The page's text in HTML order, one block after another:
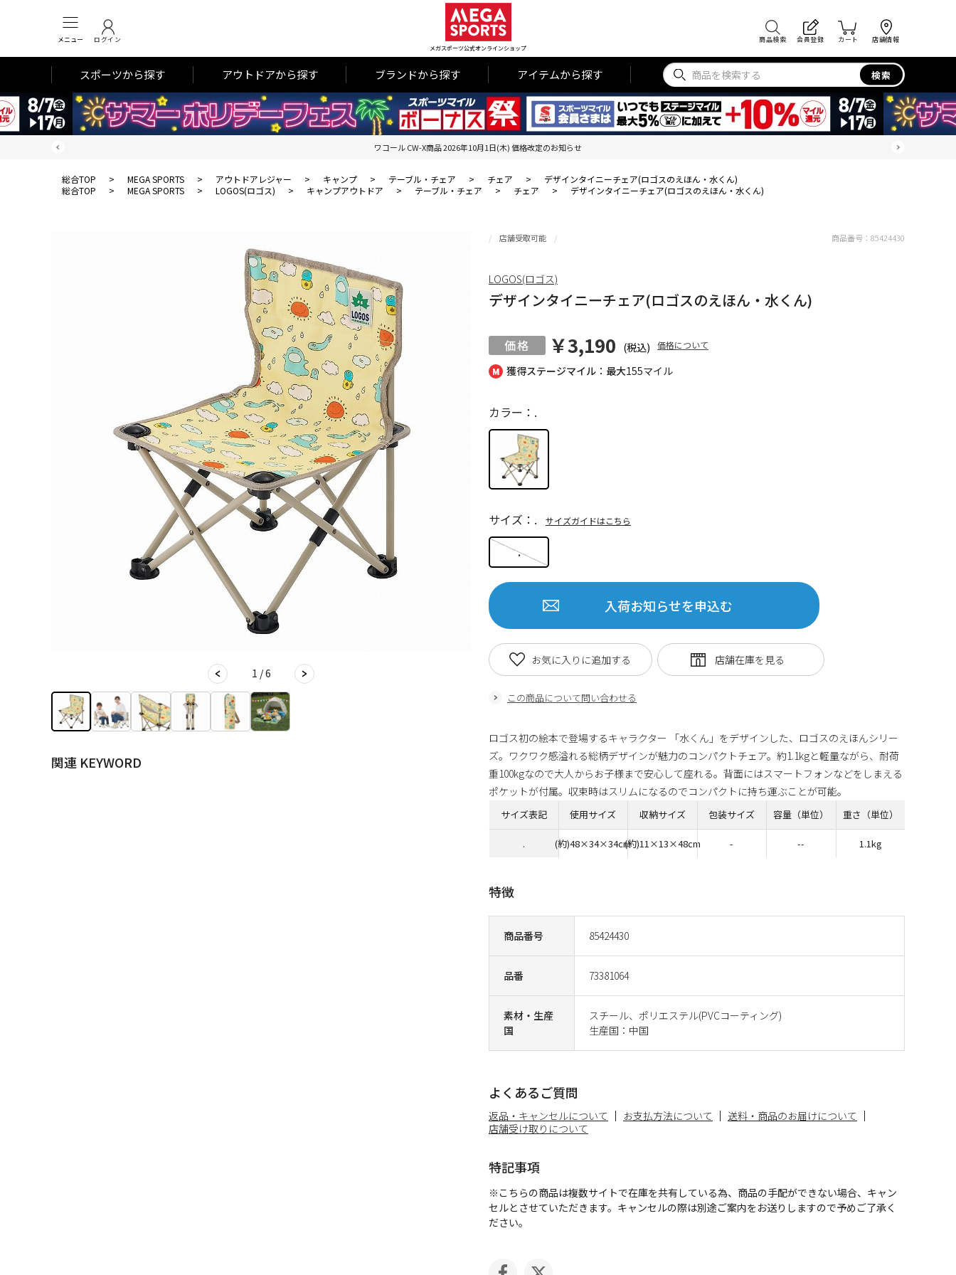
メニュー ログイン
メガスポーツ公式オンラインショップ
商品検索 会員登録 カート 店舗情報
スポーツから探す アウトドアから探す ブランドから探す アイテムから探す 検索
ワコール CW-X商品 2026年10月1日(木) 価格改定のお知らせ
総合TOP > MEGA SPORTS > アウトドアレジャー > キャンプ > テーブル・チェア > チェア >
デザインタイニーチェア(ロゴスのえほん・水くん)
総合TOP
> MEGA SPORTS > LOGOS(ロゴス) > キャンプアウトドア > テーブル・チェア > チェア > デザインタイニーチェア(ロゴスのえほん・水くん)
1 / 6
関連 KEYWORD
獲得ステージマイル：最大155マイル
店舗受取可能
デザインタイニーチェア(ロゴスのえほん・水くん)
￥3,190 (税込) 価格について
商品番号 85424430
品番 73381064
素材・生産
国
スチール、ポリエステル(PVCコーティング)
生産国：中国
カラー：.
.
サイズ：. サイズガイドはこちら
入荷お知らせを申込む
この商品について問い合わせる
お気に入りに追加する
商品番号： 85424430
LOGOS(ロゴス)
ロゴス初の絵本で登場するキャラクター 「水くん」をデザインした、ロゴスのえほんシリー
ズ。ワクワク感溢れる総柄デザインが魅力のコンパクトチェア。約1.1kgと軽量ながら、耐荷
重100kgなので大人からお子様まで安心して座れる。背面にはスマートフォンなどをしまえる
ポケットが付属。収束時はスリムになるのでコンパクトに持ち運ぶことが可能。
特徴
よくあるご質問
返品・キャンセルについて お支払方法について
送料・商品のお届けについて
店舗受け取りについて
特記事項
※こちらの商品は複数サイトで在庫を共有している為、商品の手配ができない場合、キャン
セルとさせていただきます。キャンセルの際は別途ご案内をお送りしますので予めご了承く
ださい。
サイズ表記 使用サイズ 収納サイズ 包装サイズ 容量（単位） 重さ（単位）
. (約)48×34×34cm(約)11×13×48cm - -- 1.1kg